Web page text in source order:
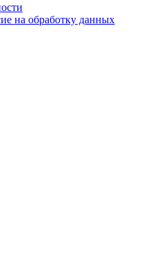
на обработку данных